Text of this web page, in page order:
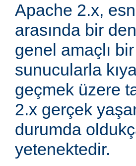
Apache 2.x,
arasında bir
genel amaçlı
sunucularla
geçmek üzere
2.x gerçek
durumda
yetenektedir.